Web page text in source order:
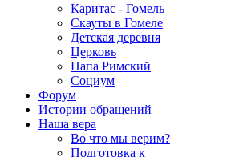
Каритас - Гомель
Скауты в Гомеле
Детская деревня
Церковь
Папа Римский
Социум
Форум
Истории обращений
Наша вера
Во что мы верим?
Подготовка к